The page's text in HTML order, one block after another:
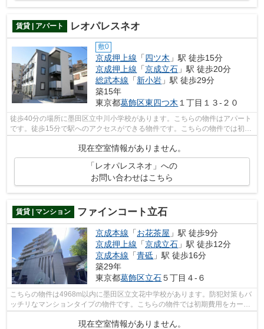
賃貸 | アパート レオパレスネオ
敷0
京成押上線 「四ツ木 」駅 徒歩15分
京成押上線 「京成立石 」駅 徒歩20分
総武本線 「新小岩 」駅 徒歩29分
築15年
東京都葛飾区東四つ木 １丁目１３-２０
徒歩40分の場所に墨田区立中川小学校があります。こちらの物件はアパート
です。徒歩15分で駅へのアクセスができる物件です。こちらの物件では初期
費用をカードでお支払いいただけます...
現在空室情報がありません。
「レオパレスネオ」への
お問い合わせはこちら
賃貸 | マンション ファインコート立石
京成本線 「お花茶屋 」駅 徒歩9分
京成押上線 「京成立石 」駅 徒歩12分
京成本線 「青砥 」駅 徒歩16分
築29年
東京都葛飾区立石５丁目４-６
こちらの物件は4968m以内に墨田区立文花中学校があります。防犯対策もバ
ッチリなマンションタイプの物件です。こちらの物件では初期費用をカード
でお支払いいただけます。アクセスの良...
現在空室情報がありません。